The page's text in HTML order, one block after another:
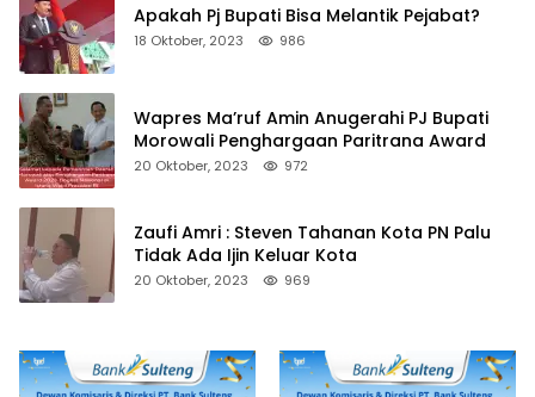
Apakah Pj Bupati Bisa Melantik Pejabat?
18 Oktober, 2023 986
Wapres Ma’ruf Amin Anugerahi PJ Bupati
Morowali Penghargaan Paritrana Award
20 Oktober, 2023 972
Zaufi Amri : Steven Tahanan Kota PN Palu
Tidak Ada Ijin Keluar Kota
20 Oktober, 2023 969